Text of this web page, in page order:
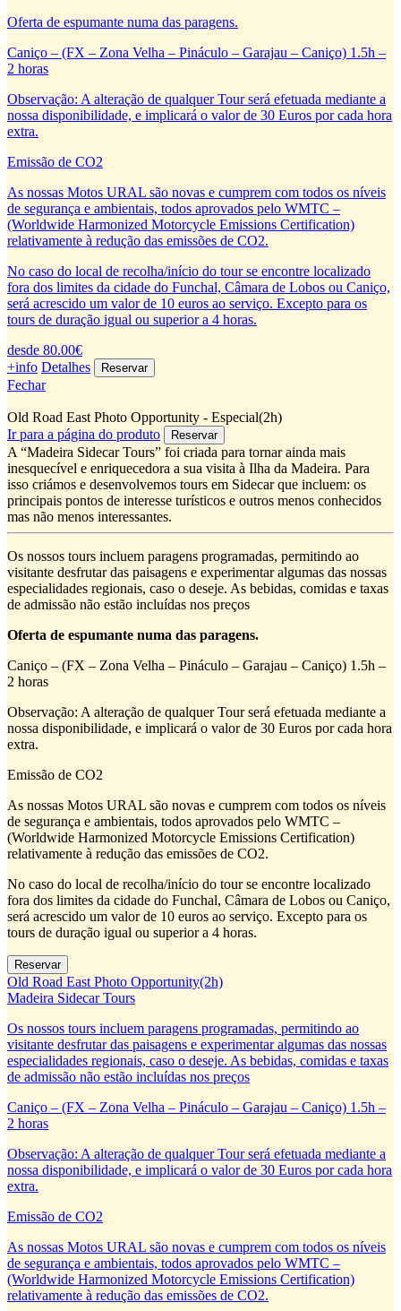
Oferta de espumante numa das paragens.
Caniço – (FX – Zona Velha – Pináculo – Garajau – Caniço) 1.5h –
2 horas
Observação: A alteração de qualquer Tour será efetuada mediante a
nossa disponibilidade, e implicará o valor de 30 Euros por cada hora
extra.
Emissão de CO2
As nossas Motos URAL são novas e cumprem com todos os níveis
de segurança e ambientais, todos aprovados pelo WMTC –
(Worldwide Harmonized Motorcycle Emissions Certification)
relativamente à redução das emissões de CO2.
No caso do local de recolha/início do tour se encontre localizado
fora dos limites da cidade do Funchal, Câmara de Lobos ou Caniço,
será acrescido um valor de 10 euros ao serviço. Excepto para os
tours de duração igual ou superior a 4 horas.
desde 80.00€
+info Detalhes
Fechar
Old Road East Photo Opportunity - Especial(2h)
Ir para a página do produto
A “Madeira Sidecar Tours” foi criada para tornar ainda mais
inesquecível e enriquecedora a sua visita à Ilha da Madeira. Para
isso criámos e desenvolvemos tours em Sidecar que incluem: os
principais pontos de interesse turísticos e outros menos conhecidos
mas não menos interessantes.
Os nossos tours incluem paragens programadas, permitindo ao
visitante desfrutar das paisagens e experimentar algumas das nossas
especialidades regionais, caso o deseje. As bebidas, comidas e taxas
de admissão não estão incluídas nos preços
Oferta de espumante numa das paragens.
Caniço – (FX – Zona Velha – Pináculo – Garajau – Caniço) 1.5h –
2 horas
Observação: A alteração de qualquer Tour será efetuada mediante a
nossa disponibilidade, e implicará o valor de 30 Euros por cada hora
extra.
Emissão de CO2
As nossas Motos URAL são novas e cumprem com todos os níveis
de segurança e ambientais, todos aprovados pelo WMTC –
(Worldwide Harmonized Motorcycle Emissions Certification)
relativamente à redução das emissões de CO2.
No caso do local de recolha/início do tour se encontre localizado
fora dos limites da cidade do Funchal, Câmara de Lobos ou Caniço,
será acrescido um valor de 10 euros ao serviço. Excepto para os
tours de duração igual ou superior a 4 horas.
Old Road East Photo Opportunity(2h)
Madeira Sidecar Tours
Os nossos tours incluem paragens programadas, permitindo ao
visitante desfrutar das paisagens e experimentar algumas das nossas
especialidades regionais, caso o deseje. As bebidas, comidas e taxas
de admissão não estão incluídas nos preços
Caniço – (FX – Zona Velha – Pináculo – Garajau – Caniço) 1.5h –
2 horas
Observação: A alteração de qualquer Tour será efetuada mediante a
nossa disponibilidade, e implicará o valor de 30 Euros por cada hora
extra.
Emissão de CO2
As nossas Motos URAL são novas e cumprem com todos os níveis
de segurança e ambientais, todos aprovados pelo WMTC –
(Worldwide Harmonized Motorcycle Emissions Certification)
relativamente à redução das emissões de CO2.